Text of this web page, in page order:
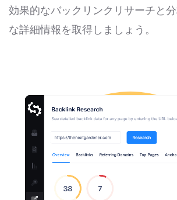
効果的なバックリンクリサーチと
な詳細情報を取得しましょう。